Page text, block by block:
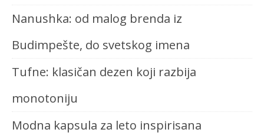
Nanushka: od malog brenda iz
Budimpešte, do svetskog imena
Tufne: klasičan dezen koji razbija
monotoniju
Modna kapsula za leto inspirisana